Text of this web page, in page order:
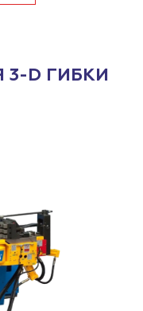
D ГИБКИ